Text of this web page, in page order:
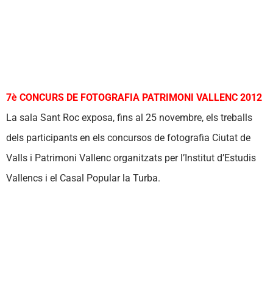
7è CONCURS DE FOTOGRAFIA PATRIMONI VALLENC 2012
La sala Sant Roc exposa, fins al 25 novembre, els treballs
dels participants en els concursos de fotografia Ciutat de
Valls i Patrimoni Vallenc organitzats per l’Institut d’Estudis
Vallencs i el Casal Popular la Turba.